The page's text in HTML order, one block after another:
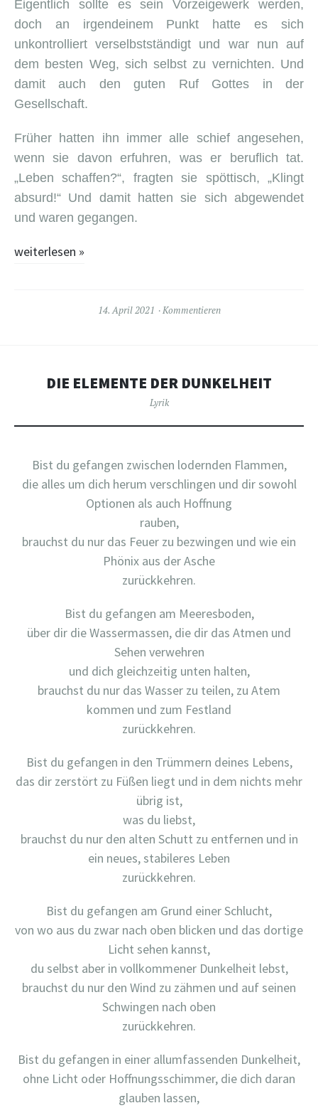
Eigentlich sollte es sein Vorzeigewerk werden,
doch an irgendeinem Punkt hatte es sich
unkontrolliert verselbstständigt und war nun auf
dem besten Weg, sich selbst zu vernichten. Und
damit auch den guten Ruf Gottes in der
Gesellschaft.
Früher hatten ihn immer alle schief angesehen,
wenn sie davon erfuhren, was er beruflich tat.
„Leben schaffen?“, fragten sie spöttisch, „Klingt
absurd!“ Und damit hatten sie sich abgewendet
und waren gegangen.
weiterlesen »
14. April 2021 Kommentieren
DIE ELEMENTE DER DUNKELHEIT
Lyrik
Bist du gefangen zwischen lodernden Flammen,
die alles um dich herum verschlingen und dir sowohl
Optionen als auch Hoffnung
rauben,
brauchst du nur das Feuer zu bezwingen und wie ein
Phönix aus der Asche
zurückkehren.
Bist du gefangen am Meeresboden,
über dir die Wassermassen, die dir das Atmen und
Sehen verwehren
und dich gleichzeitig unten halten,
brauchst du nur das Wasser zu teilen, zu Atem
kommen und zum Festland
zurückkehren.
Bist du gefangen in den Trümmern deines Lebens,
das dir zerstört zu Füßen liegt und in dem nichts mehr
übrig ist,
was du liebst,
brauchst du nur den alten Schutt zu entfernen und in
ein neues, stabileres Leben
zurückkehren.
Bist du gefangen am Grund einer Schlucht,
von wo aus du zwar nach oben blicken und das dortige
Licht sehen kannst,
du selbst aber in vollkommener Dunkelheit lebst,
brauchst du nur den Wind zu zähmen und auf seinen
Schwingen nach oben
zurückkehren.
Bist du gefangen in einer allumfassenden Dunkelheit,
ohne Licht oder Hoffnungsschimmer, die dich daran
glauben lassen,